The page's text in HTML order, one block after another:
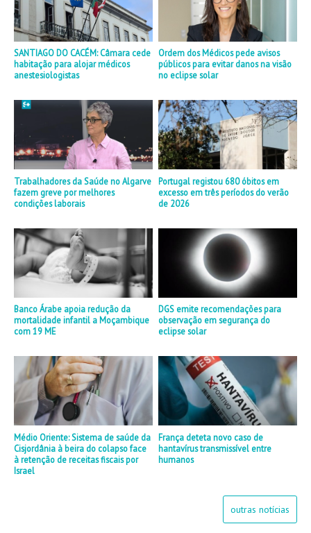
SANTIAGO DO CACÉM: Câmara cede
habitação para alojar médicos
anestesiologistas
Ordem dos Médicos pede avisos
públicos para evitar danos na visão
no eclipse solar
Trabalhadores da Saúde no Algarve
fazem greve por melhores
condições laborais
Portugal registou 680 óbitos em
excesso em três períodos do verão
de 2026
Banco Árabe apoia redução da
mortalidade infantil a Moçambique
com 19 ME
DGS emite recomendações para
observação em segurança do
eclipse solar
Médio Oriente: Sistema de saúde da
Cisjordânia à beira do colapso face
à retenção de receitas fiscais por
Israel
França deteta novo caso de
hantavírus transmissível entre
humanos
outras notícias